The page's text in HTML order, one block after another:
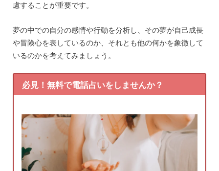
慮することが重要です。
夢の中での自分の感情や行動を分析し、その夢が自己成長
や冒険心を表しているのか、それとも他の何かを象徴して
いるのかを考えてみましょう。
必見！無料で電話占いをしませんか？